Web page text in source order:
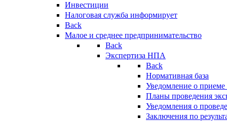
Инвестиции
Налоговая служба информирует
Back
Малое и среднее предпринимательство
Back
Экспертиза НПА
Back
Нормативная база
Уведомление о
Планы проведения
Уведомления о
Заключения по